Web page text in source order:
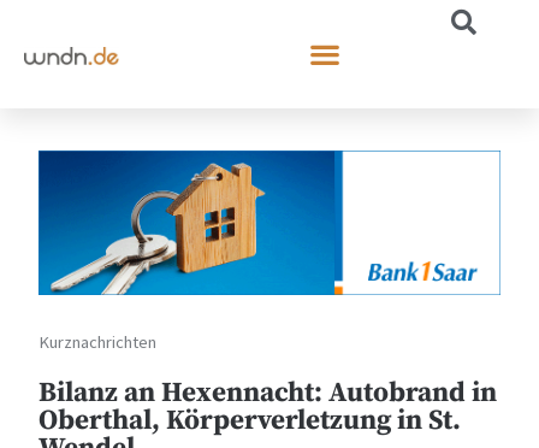
Kurznachrichten
Bilanz an Hexennacht: Autobrand in
Oberthal, Körperverletzung in St.